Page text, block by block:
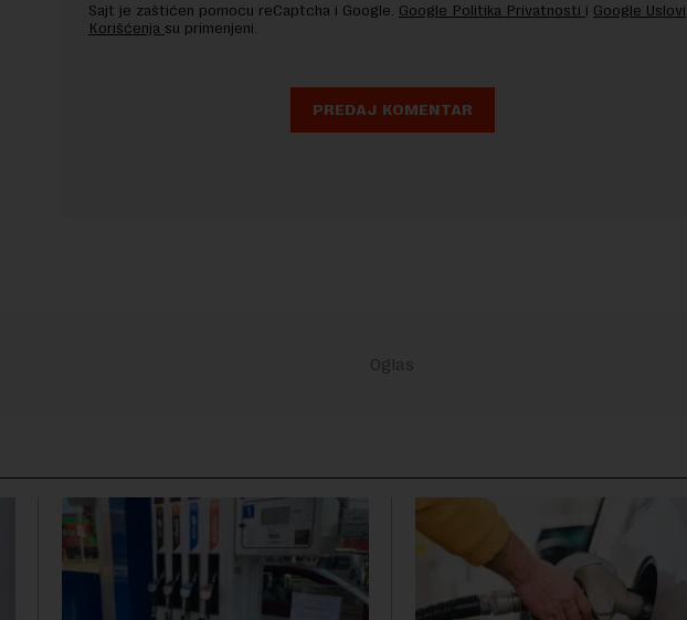
Sajt je zaštićen pomocu reCaptcha i Google. Google Politika Privatnosti i Google Uslovi
Korišćenja su primenjeni.